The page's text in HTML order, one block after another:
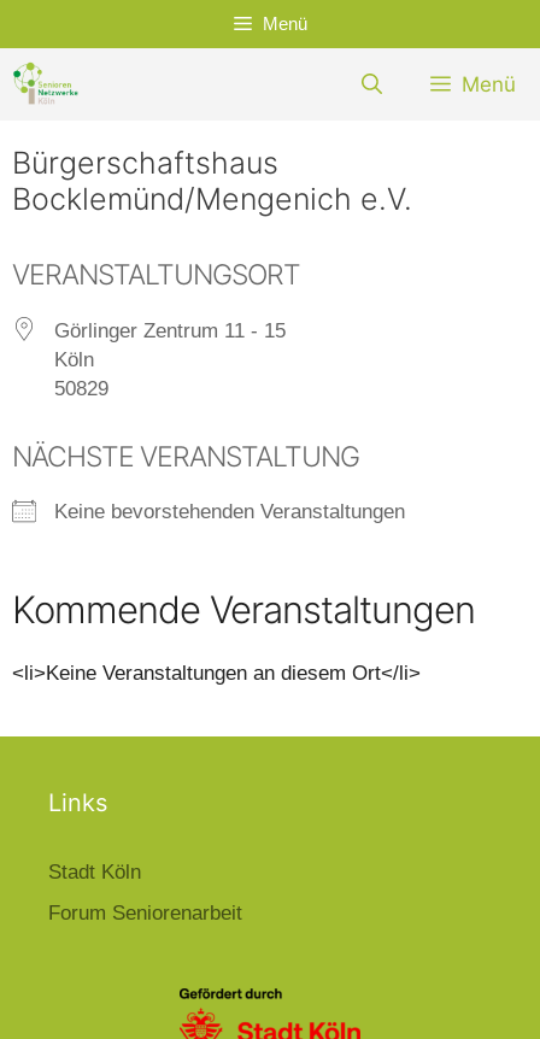
Inhalt
springen
Menü
Menü
Bürgerschaftshaus
Bocklemünd/Mengenich e.V.
VERANSTALTUNGSORT
Görlinger Zentrum 11 - 15
Köln
50829
NÄCHSTE VERANSTALTUNG
Keine bevorstehenden Veranstaltungen
Kommende Veranstaltungen
<li>Keine Veranstaltungen an diesem Ort</li>
Links
Stadt Köln
Forum Seniorenarbeit